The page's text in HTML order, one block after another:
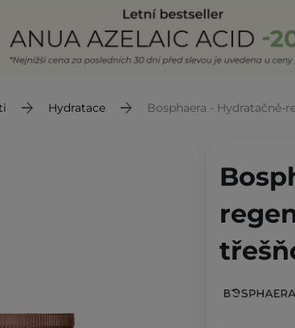
Hydratace Bosphaera - Hydratačně-